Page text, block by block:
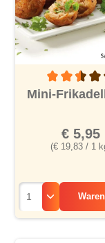
Mini-
(€ 19,83 / 1
€ 5,95